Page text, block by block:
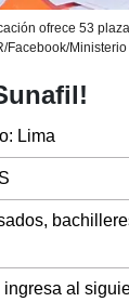
ofrece 53
Facebook/
Lima
al